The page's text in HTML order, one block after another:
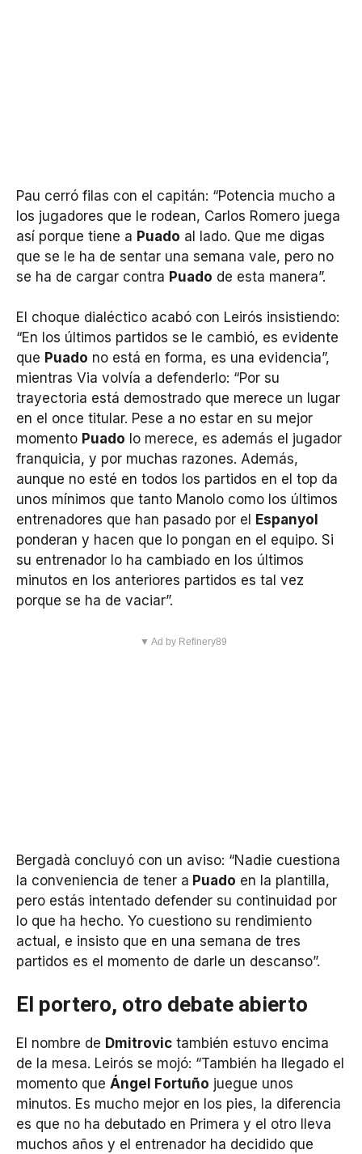
Pau cerró filas con el capitán: “Potencia mucho a
los jugadores que le rodean, Carlos Romero juega
así porque tiene a Puado al lado. Que me digas
que se le ha de sentar una semana vale, pero no
se ha de cargar contra Puado de esta manera”.
El choque dialéctico acabó con Leirós insistiendo:
“En los últimos partidos se le cambió, es evidente
que Puado no está en forma, es una evidencia”,
mientras Via volvía a defenderlo: “Por su
trayectoria está demostrado que merece un lugar
en el once titular. Pese a no estar en su mejor
momento Puado lo merece, es además el jugador
franquicia, y por muchas razones. Además,
aunque no esté en todos los partidos en el top da
unos mínimos que tanto Manolo como los últimos
entrenadores que han pasado por el
Espanyol
ponderan y hacen que lo pongan en el equipo. Si
su entrenador lo ha cambiado en los últimos
minutos en los anteriores partidos es tal vez
porque se ha de vaciar”.
▼ Ad by Refinery89
Bergadà concluyó con un aviso: “Nadie cuestiona
la conveniencia de tener a Puado en la plantilla,
pero estás intentado defender su continuidad por
lo que ha hecho. Yo cuestiono su rendimiento
actual, e insisto que en una semana de tres
partidos es el momento de darle un descanso”.
El portero, otro debate abierto
El nombre de Dmitrovic también estuvo encima
de la mesa. Leirós se mojó: “También ha llegado el
momento que Ángel Fortuño juegue unos
minutos. Es mucho mejor en los pies, la diferencia
es que no ha debutado en Primera y el otro lleva
muchos años y el entrenador ha decidido que